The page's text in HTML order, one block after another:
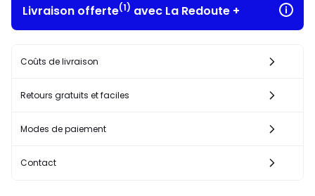
Livraison offerte(1) avec La Redoute +
Coûts de livraison
Retours gratuits et faciles
Modes de paiement
Contact